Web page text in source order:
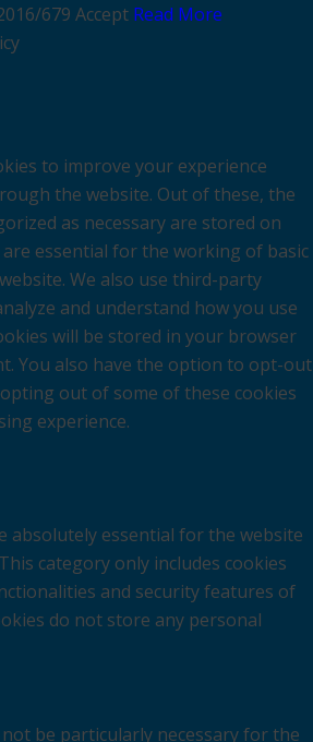
679 Accept Read More
to improve your experience
the website. Out of these, the
as necessary are stored on
essential for the working of basic
We also use third-party
and understand how you use
will be stored in your browser
You also have the option to opt-out
out of some of these cookies
experience.
absolutely essential for the website
category only includes cookies
and security features of
do not store any personal
be particularly necessary for the